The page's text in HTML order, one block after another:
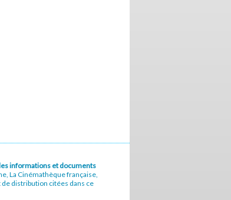
informations et documents
La Cinémathèque française,
distribution citées dans ce